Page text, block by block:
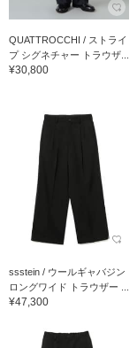
QUATTROCCHI / ストライ
プ シグネチャー トラウザ...
¥30,800
ssstein / ウールギャバジン
ロングワイド トラウザー ...
¥47,300